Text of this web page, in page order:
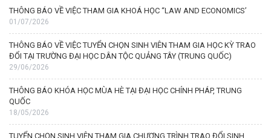
THÔNG BÁO VỀ VIỆC THAM GIA KHOÁ HỌC “LAW AND ECONOMICS’
01/07/2026
THÔNG BÁO VỀ VIỆC TUYỂN CHỌN SINH VIÊN THAM GIA HỌC KỲ TRAO
ĐỔI TẠI TRƯỜNG ĐẠI HỌC DÂN TỘC QUẢNG TÂY (TRUNG QUỐC)
29/06/2026
THÔNG BÁO KHÓA HỌC MÙA HÈ TẠI ĐẠI HỌC CHÍNH PHÁP, TRUNG
QUỐC
18/05/2026
TUYỂN CHỌN SINH VIÊN THAM GIA CHƯƠNG TRÌNH TRAO ĐỔI SINH